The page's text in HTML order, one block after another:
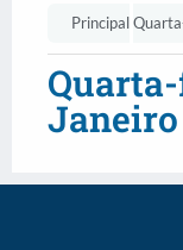
Principal
Janeiro